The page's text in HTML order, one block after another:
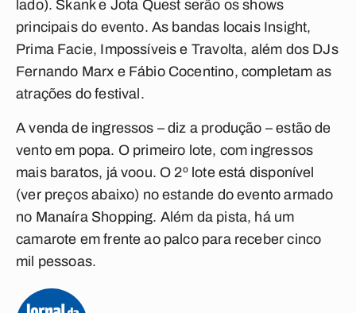
lado). Skank e Jota Quest serão os shows
principais do evento. As bandas locais Insight,
Prima Facie, Impossíveis e Travolta, além dos DJs
Fernando Marx e Fábio Cocentino, completam as
atrações do festival.
A venda de ingressos – diz a produção – estão de
vento em popa. O primeiro lote, com ingressos
mais baratos, já voou. O 2º lote está disponível
(ver preços abaixo) no estande do evento armado
no Manaíra Shopping. Além da pista, há um
camarote em frente ao palco para receber cinco
mil pessoas.